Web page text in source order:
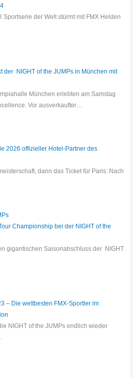
Sportserie der Welt stürmt mit FMX Helden
der NIGHT of the JUMPs in München mit
München erlebten am Samstag
Vor ausverkaufter…
2026 offizieller Hotel-Partner des
dann das Ticket für Paris: Nach
Championship bei der NIGHT of the
gigantischen Saisonabschluss der NIGHT
– Die weltbesten FMX-Sportler im
NIGHT of the JUMPs endlich wieder